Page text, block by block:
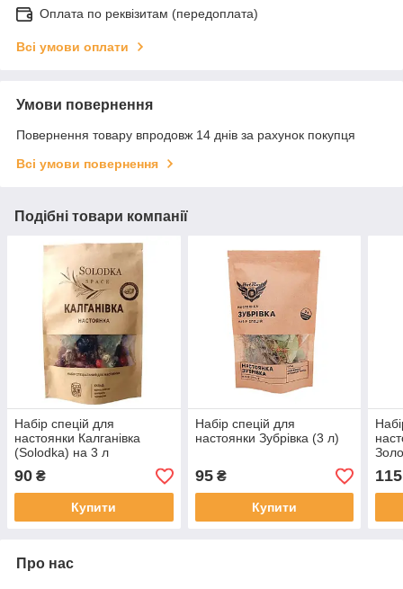
Оплата по реквізитам (передоплата)
Всі умови оплати
Умови повернення
Повернення товару впродовж 14 днів за рахунок покупця
Всі умови повернення
Подібні товари компанії
Набір спецій для
настоянки Калганівка
(Solodka) на 3 л
90 ₴
Купити
Набір спецій для
настоянки Зубрівка (3 л)
95₴
Купити
115
Про нас